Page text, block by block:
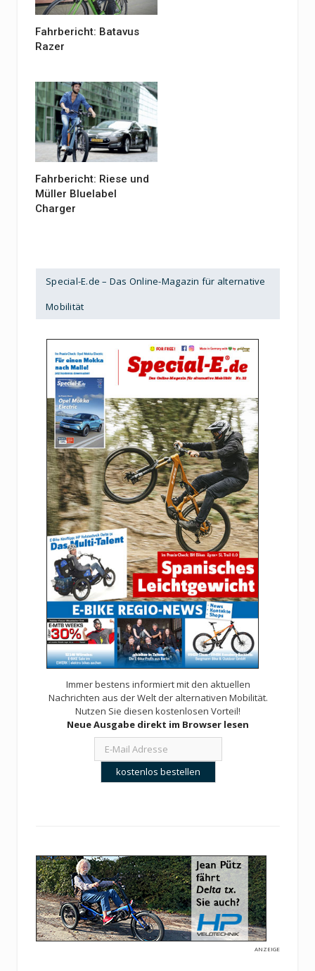
Fahrbericht: Batavus
Razer
Fahrbericht: Riese und
Müller Bluelabel
Charger
Special-E.de – Das Online-Magazin für alternative
Mobilität
Immer bestens informiert mit den aktuellen
Nachrichten aus der Welt der alternativen Mobilität.
Nutzen Sie diesen kostenlosen Vorteil!
Neue Ausgabe direkt im Browser lesen
ANZEIGE